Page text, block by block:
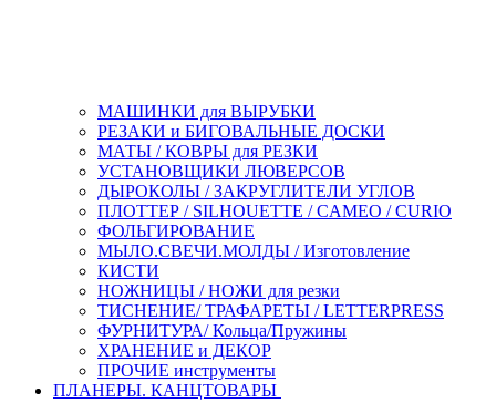
МАШИНКИ для ВЫРУБКИ
РЕЗАКИ и БИГОВАЛЬНЫЕ ДОСКИ
МАТЫ / КОВРЫ для РЕЗКИ
УСТАНОВЩИКИ ЛЮВЕРСОВ
ДЫРОКОЛЫ / ЗАКРУГЛИТЕЛИ УГЛОВ
ПЛОТТЕР / SILHOUETTE / CAMEO / CURIO
ФОЛЬГИРОВАНИЕ
МЫЛО.СВЕЧИ.МОЛДЫ / Изготовление
КИСТИ
НОЖНИЦЫ / НОЖИ для резки
ТИСНЕНИЕ/ ТРАФАРЕТЫ / LETTERPRESS
ФУРНИТУРА/ Кольца/Пружины
ХРАНЕНИЕ и ДЕКОР
ПРОЧИЕ инструменты
ПЛАНЕРЫ. КАНЦТОВАРЫ